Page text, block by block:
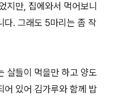
지만, 집에와서 먹어보니
다. 그래도 5마리는 좀 작
살들이 먹을만 하고 양도
어 있어 김가루와 함께 밥